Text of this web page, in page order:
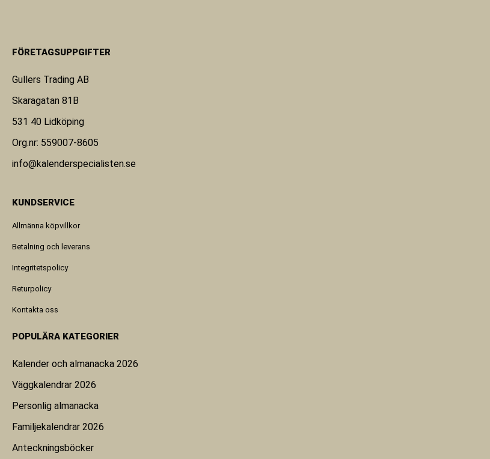
FÖRETAGSUPPGIFTER
Gullers Trading AB
Skaragatan 81B
531 40 Lidköping
Org.nr: 559007-8605
info@kalenderspecialisten.se
KUNDSERVICE
Allmänna köpvillkor
Betalning och leverans
Integritetspolicy
Returpolicy
Kontakta oss
POPULÄRA KATEGORIER
Kalender och almanacka 2026
Väggkalendrar 2026
Personlig almanacka
Familjekalendrar 2026
Anteckningsböcker